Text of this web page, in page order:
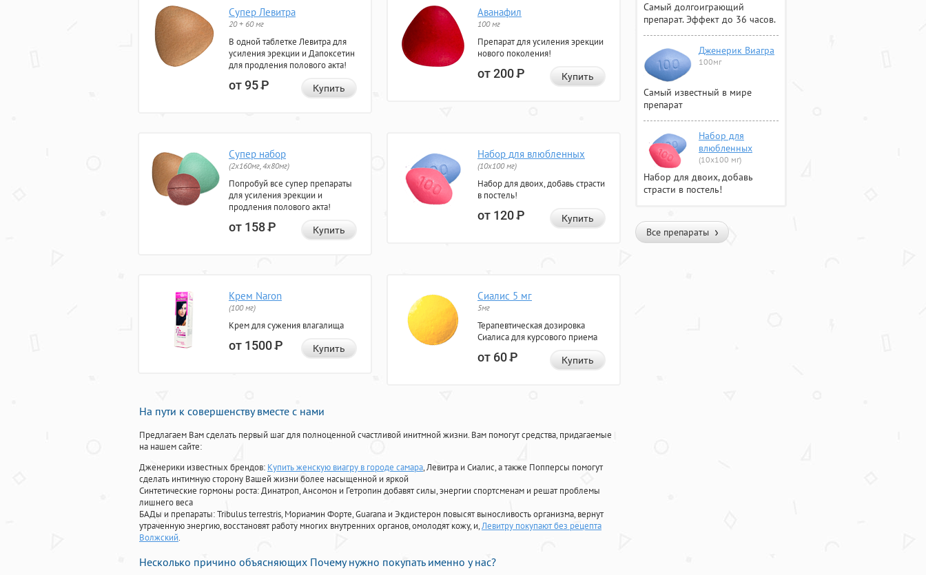
Супер Левитра
20 + 60 мг
В одной таблетке Левитра для
усиления эрекции и Дапоксетин
для продления полового акта!
от 95Р Купить
Аванафил
100 мг
Препарат для усиления эрекции
нового поколения!
от 200Р Купить
Супер набор
(2х160мг, 4х80мг)
Попробуй все супер препараты
для усиления эрекции и
продления полового акта!
от 158Р Купить
Набор для влюбленных
(10х100 мг)
Набор для двоих, добавь страсти
в постель!
от 120Р Купить
Крем Naron
(100 мг)
Крем для сужения влагалища
от 1500Р Купить
Сиалис 5 мг
5мг
Терапевтическая дозировка
Сиалиса для курсового приема
от 60Р Купить
На пути к совершенству вместе с нами
Предлагаем Вам сделать первый шаг для полноценной счастливой инитмной жизни. Вам помогут средства, придагаемые
на нашем сайте:
Дженерики известных брендов: Купить женскую виагру в городе самара, Левитра и Сиалис, а также Попперсы помогут
сделать интимную сторону Вашей жизни более насыщенной и яркой
Синтетические гормоны роста: Динатроп, Ансомон и Гетропин добавят силы, энергии спортсменам и решат проблемы
лишнего веса
БАДы и препараты:Tribulus terrestris, Мориамин Форте, Guarana и Экдистерон повысят выносливость организма, вернут
утраченную энергию, восстановят работу многих внутренних органов, омолодят кожу, и,Левитру покупают без рецепта
Волжский.
Несколько причино объясняющих Почему нужно покупать именно у нас?
Самый долгоиграющий
препарат. Эффект до 36 часов.
Дженерик Виагра
100мг
Самый известный в мире
препарат
Набор для
влюбленных
(10х100 мг)
Набор для двоих, добавь
страсти в постель!
Все препараты